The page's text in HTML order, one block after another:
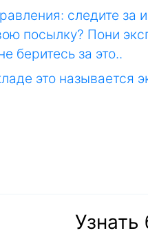
следите за
посылку? Пони
беритесь за это..
это называется